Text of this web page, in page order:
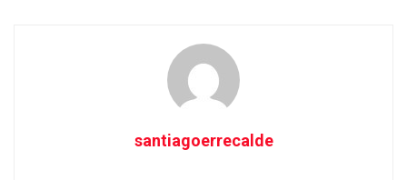
santiagoerrecalde